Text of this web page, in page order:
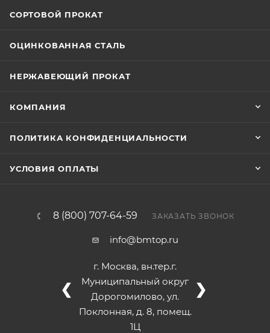
СОРТОВОЙ ПРОКАТ
ОЦИНКОВАННАЯ СТАЛЬ
НЕРЖАВЕЮЩИЙ ПРОКАТ
КОМПАНИЯ
ПОЛИТИКА КОНФИДЕНЦИАЛЬНОСТИ
УСЛОВИЯ ОПЛАТЫ
8 (800) 707-64-59 ЗАКАЗАТЬ ЗВОНОК
info@bmtop.ru
г. Москва, вн.тер.г.
Муниципальный округ
Дорогомилово, ул.
Поклонная, д. 8, помещ.
1Ц
❮ ❯